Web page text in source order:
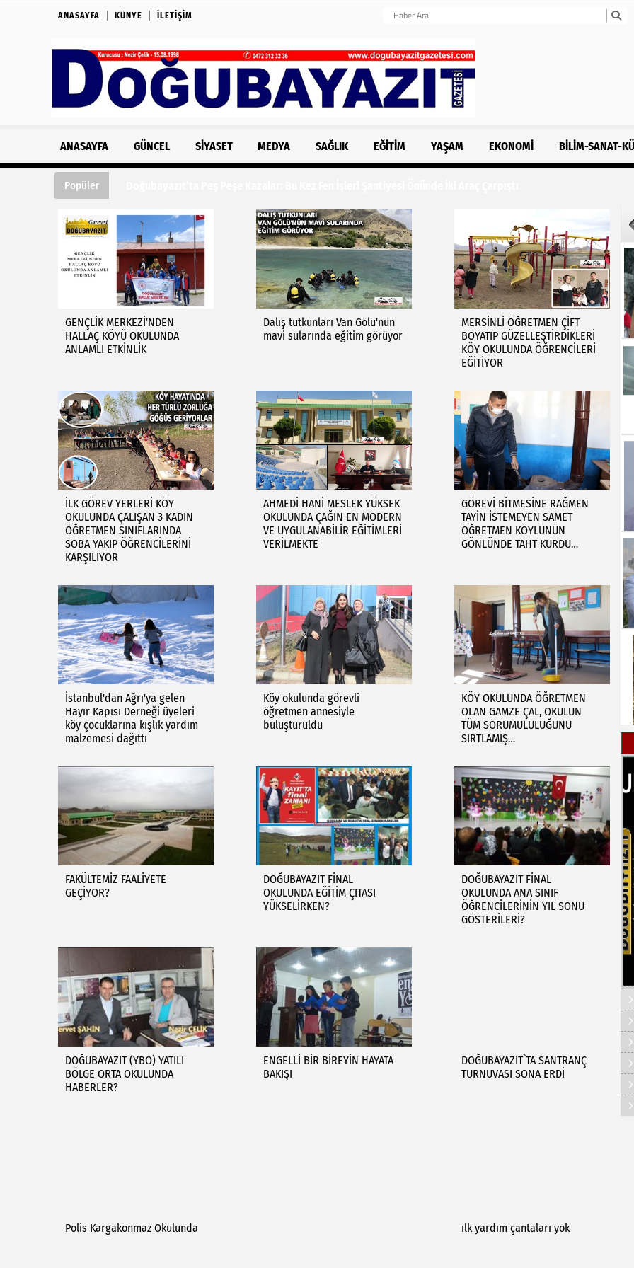
ANASAYFA KÜNYE İLETIŞIM
ANASAYFA GÜNCEL SIYASET MEDYA SAĞLIK EĞITIM YAŞAM EKONOMI BILIM-SANAT-
Popüler
GENÇLİK MERKEZİ’NDEN
HALLAÇ KÖYÜ OKULUNDA
ANLAMLI ETKİNLİK
Dalış tutkunları Van Gölü'nün
mavi sularında eğitim görüyor
MERSİNLİ ÖĞRETMEN ÇİFT
BOYATIP GÜZELLEŞTİRDİKLERİ
KÖY OKULUNDA ÖĞRENCİLERİ
EĞİTİYOR
İLK GÖREV YERLERİ KÖY
OKULUNDA ÇALIŞAN 3 KADIN
ÖĞRETMEN SINIFLARINDA
SOBA YAKIP ÖĞRENCİLERİNİ
KARŞILIYOR
AHMEDİ HANİ MESLEK YÜKSEK
OKULUNDA ÇAĞIN EN MODERN
VE UYGULANABİLİR EĞİTİMLERİ
VERİLMEKTE
GÖREVİ BİTMESİNE RAĞMEN
TAYİN İSTEMEYEN SAMET
ÖĞRETMEN KÖYLÜNÜN
GÖNLÜNDE TAHT KURDU…
İstanbul'dan Ağrı'ya gelen
Hayır Kapısı Derneği üyeleri
köy çocuklarına kışlık yardım
malzemesi dağıttı
Köy okulunda görevli
öğretmen annesiyle
buluşturuldu
KÖY OKULUNDA ÖĞRETMEN
OLAN GAMZE ÇAL, OKULUN
TÜM SORUMULULUĞUNU
SIRTLAMIŞ…
FAKÜLTEMİZ FAALİYETE
GEÇİYOR?
DOĞUBAYAZIT FİNAL
OKULUNDA EĞİTİM ÇITASI
YÜKSELİRKEN?
DOĞUBAYAZIT FİNAL
OKULUNDA ANA SINIF
ÖĞRENCİLERİNİN YIL SONU
GÖSTERİLERİ?
DOĞUBAYAZIT (YBO) YATILI
BÖLGE ORTA OKULUNDA
HABERLER?
ENGELLİ BİR BİREYİN HAYATA
BAKIŞI
DOĞUBAYAZIT`TA SANTRANÇ
TURNUVASI SONA ERDİ
Polis Kargakonmaz Okulunda ılk yardım çantaları yok